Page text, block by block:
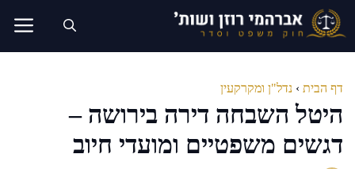
לדלג
לתוכן
דף הבית › נדל"ן ומקרקעין
היטל השבחה דירה בירושה –
דגשים משפטיים ומועדי חיוב